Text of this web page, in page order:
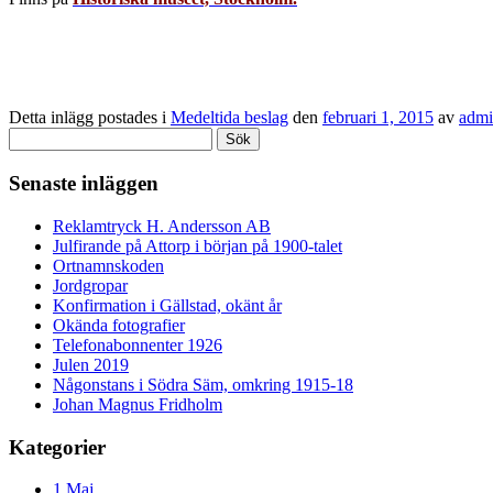
Detta inlägg postades i Medeltida beslag den februari 1, 2015 av
efter:
Senaste inläggen
Reklamtryck H. Andersson AB
Julfirande på Attorp i början på 1900-talet
Ortnamnskoden
Jordgropar
Konfirmation i Gällstad, okänt år
Okända fotografier
Telefonabonnenter 1926
Julen 2019
Någonstans i Södra Säm, omkring 1915-18
Johan Magnus Fridholm
Kategorier